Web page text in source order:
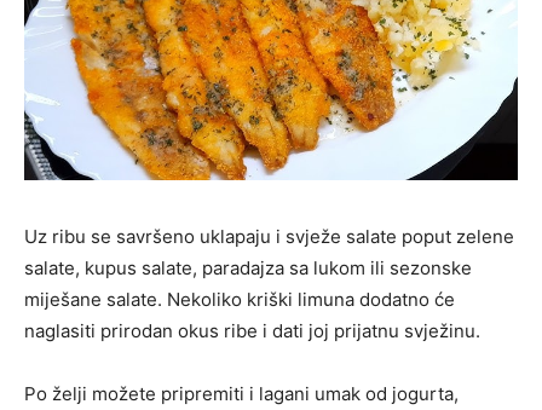
Uz ribu se savršeno uklapaju i svježe salate poput zelene
salate, kupus salate, paradajza sa lukom ili sezonske
miješane salate. Nekoliko kriški limuna dodatno će
naglasiti prirodan okus ribe i dati joj prijatnu svježinu.
Po želji možete pripremiti i lagani umak od jogurta,